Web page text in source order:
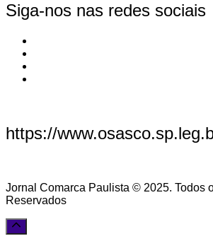
Siga-nos nas redes sociais
https://
Jornal Comarca Paulista © 2025. Todos
Reservados